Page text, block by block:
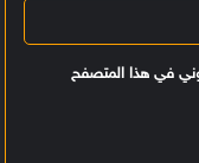
في هذا المتصفح